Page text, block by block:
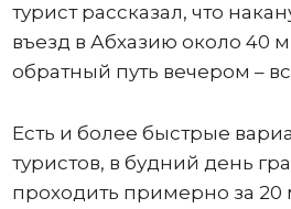
турист рассказал, что
въезд в Абхазию около 40
обратный путь вечером –
Есть и более быстрые
туристов, в будний день
проходить примерно за 20